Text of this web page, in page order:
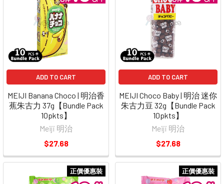
ADD TO CART
MEIJI Banana Choco | 明治香
蕉朱古力 37g【Bundle Pack
10pkts】
Meiji 明治
$27.68
ADD TO CART
MEIJI Choco Baby | 明治 迷你
朱古力豆 32g【Bundle Pack
10pkts】
Meiji 明治
$27.68
正價優惠裝 正價優惠裝